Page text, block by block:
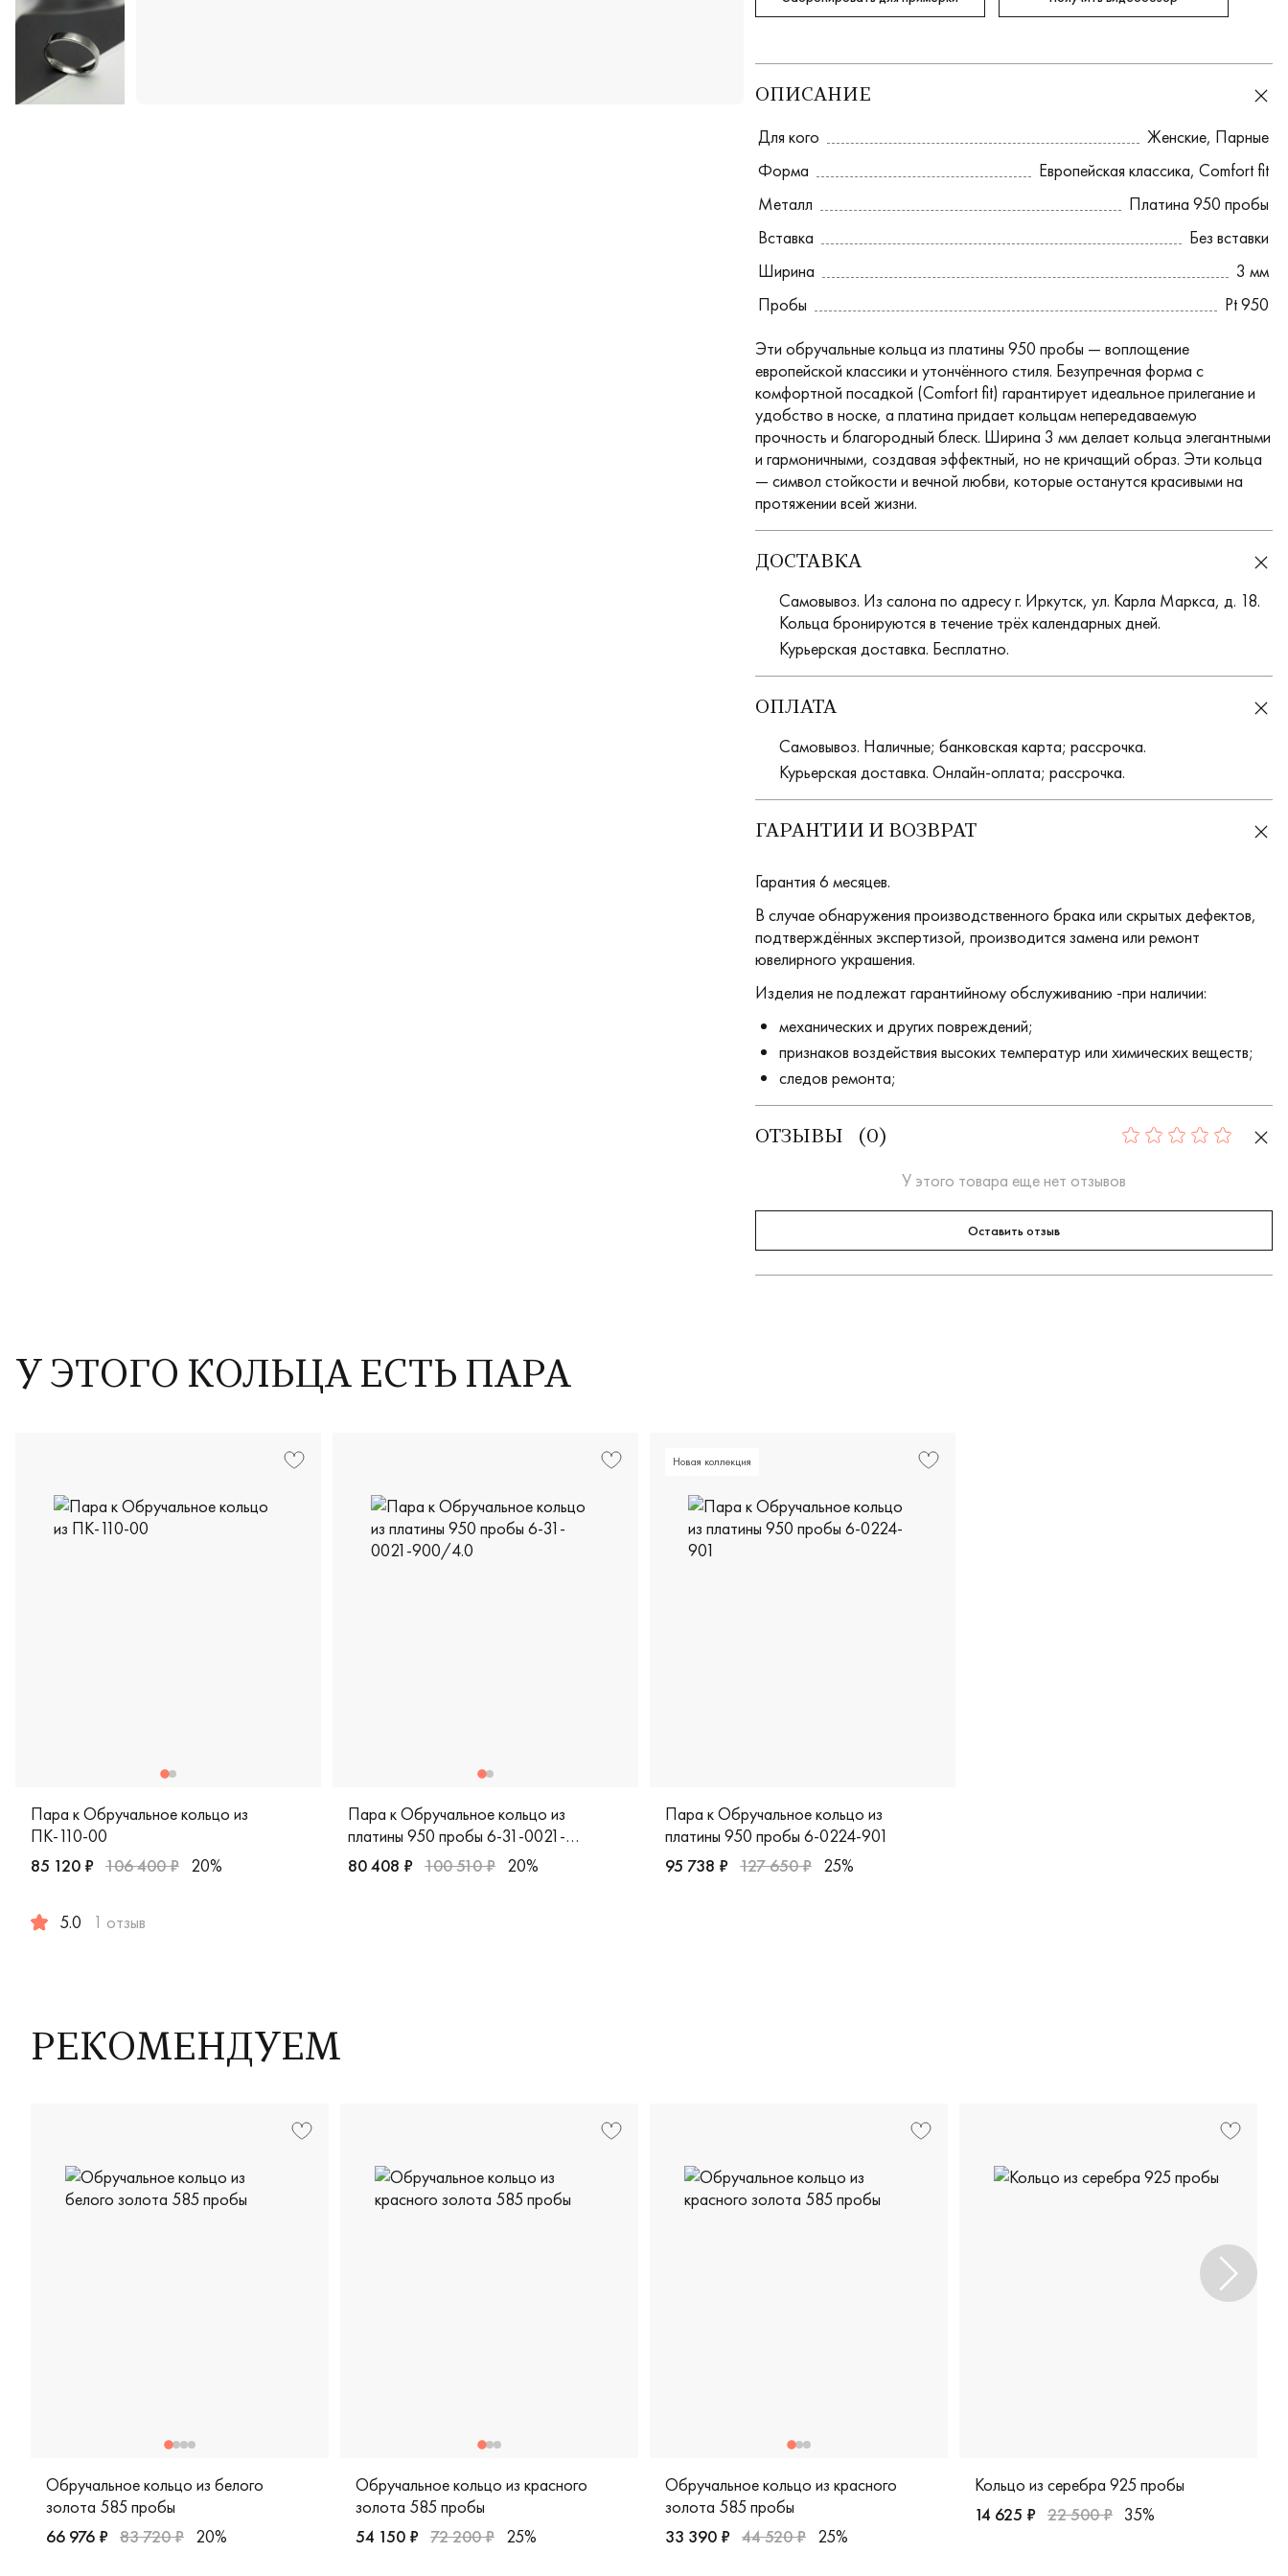
ОПИСАНИЕ
Для кого Женские, Парные
Форма
Европейская классика,Comfort fit
Металл
Платина 950 пробы
Вставка
Без вставки
Ширина
3 мм
Пробы
Pt 950
Эти обручальные кольца из платины 950 пробы — воплощение
европейской классики и утончённого стиля. Безупречная форма с
комфортной посадкой (Comfort fit) гарантирует идеальное прилегание и
удобство в носке, а платина придает кольцам непередаваемую
прочность и благородный блеск. Ширина 3 мм делает кольца элегантными
и гармоничными, создавая эффектный, но не кричащий образ. Эти кольца
— символ стойкости и вечной любви, которые останутся красивыми на
протяжении всей жизни.
ДОСТАВКА
Самовывоз. Из салона по адресу г. Иркутск, ул. Карла Маркса, д. 18.
Кольца бронируются в течение трёх календарных дней.
Курьерская доставка. Бесплатно.
ОПЛАТА
Самовывоз. Наличные; банковская карта; рассрочка.
Курьерская доставка. Онлайн-оплата; рассрочка.
ГАРАНТИИ И ВОЗВРАТ
Гарантия 6 месяцев.
В случае обнаружения производственного брака или скрытых дефектов,
подтверждённых экспертизой, производится замена или ремонт
ювелирного украшения.
Изделия не подлежат гарантийному обслуживанию -при наличии:
механических и других повреждений;
признаков воздействия высоких температур или химических веществ;
следов ремонта;
ОТЗЫВЫ ( 0 ) 0
У этого товара еще нет отзывов
Оставить отзыв
У ЭТОГО КОЛЬЦА ЕСТЬ ПАРА
Пара к Обручальное кольцо из
ПК-110-00
85 120 ₽ 106 400 ₽ 20%
5.0 1 отзыв
Пара к Обручальное кольцо из
платины 950 пробы 6-31-0021-
900/4.0
80 408 ₽ 100 510 ₽ 20%
Новая коллекция
Пара к Обручальное кольцо из
платины 950 пробы 6-0224-901
95 738 ₽ 127 650 ₽ 25%
РЕКОМЕНДУЕМ
Обручальное кольцо из белого
золота 585 пробы
66 976 ₽ 83 720 ₽ 20%
Обручальное кольцо из красного
золота 585 пробы
54 150 ₽ 72 200 ₽ 25%
Обручальное кольцо из красного
золота 585 пробы
33 390 ₽ 44 520 ₽ 25%
Кольцо из серебра 925 пробы
14 625 ₽ 22 500 ₽ 35%